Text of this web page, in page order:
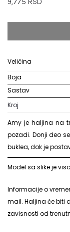
9,775 RSD
Veličina
Boja
Sastav
Kroj
Amy je haljina na
pozadi. Donji deo
buklea, dok je
Model sa slike je
Informacije o
mail. Haljina će biti
zavisnosti od